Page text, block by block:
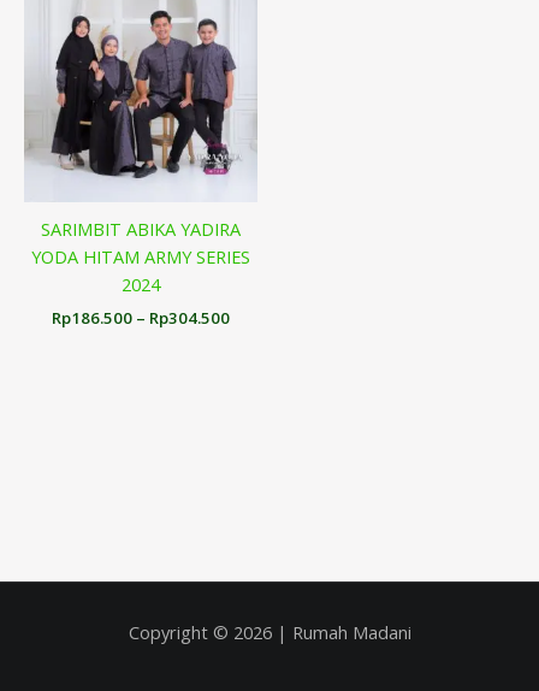
SARIMBIT ABIKA YADIRA
YODA HITAM ARMY SERIES
2024
Rp186.500 – Rp304.500
Rp304.500
Copyright © 2026 | Rumah Madani